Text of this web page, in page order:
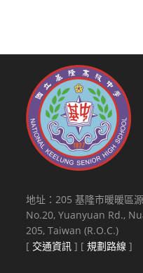
地址：205 基隆市暖暖區
No.20, Yuanyuan Rd.,
205, Taiwan (R.O.C.)
[ 交通資訊 ] [規劃路線 ]